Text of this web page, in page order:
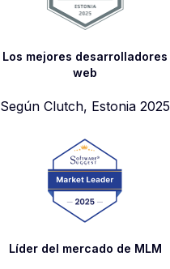
Los mejores desarrolladores
web
Según Clutch, Estonia 2025
Líder del mercado de MLM